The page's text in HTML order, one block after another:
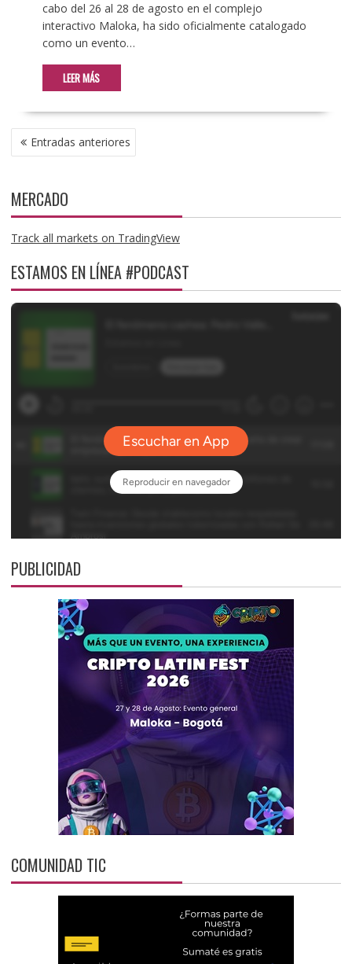
cabo del 26 al 28 de agosto en el complejo
interactivo Maloka, ha sido oficialmente catalogado
como un evento…
LEER MÁS
NAVEGACIÓN
DE Entradas anteriores
MERCADO
Track all markets on TradingView
ESTAMOS EN LÍNEA #PODCAST
PUBLICIDAD
COMUNIDAD TIC